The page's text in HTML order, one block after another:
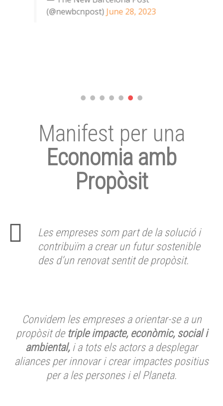
(@newbcnpost)June 28, 2023
Manifest per una
Economia amb
Propòsit
Les empreses som part de la solució i
contribuïm a crear un futur sostenible
des d’un renovat sentit de propòsit.
Convidem les empreses a orientar-se a un
propòsit de triple impacte, econòmic, social i
ambiental,i a tots els actors a desplegar
aliances per innovar i crear impactes positius
per a les persones i el Planeta.